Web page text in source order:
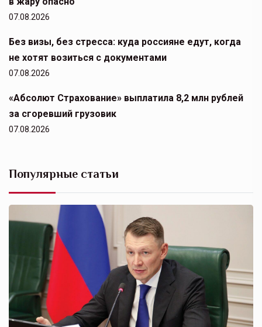
07.08.2026
Без визы, без стресса: куда россияне едут, когда
не хотят возиться с документами
07.08.2026
«Абсолют Страхование» выплатила 8,2 млн рублей
за сгоревший грузовик
07.08.2026
Популярные статьи